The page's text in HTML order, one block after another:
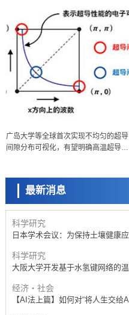
广岛大学等全球首次实现不均匀的超导
间隙分布可视化，有望明确高温超导机
最新消息
庆应义塾大学阐明脑内“游击手”
制，有望用于开发阿尔茨海默病
经济・社会
【AI法下篇】如何应对AI的不可
科学研究
日本学术会议：为保持土壤健康
科学研究
大阪大学开发基于水氢键网络的
经济・社会
【AI法上篇】如何对“将人生交